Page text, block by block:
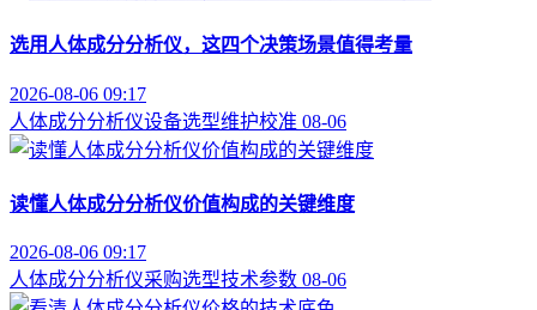
选用人体成分分析仪，这四个决策场景值得考量
2026-08-06 09:17
人体成分分析仪设备选型维护校准 08-06
读懂人体成分分析仪价值构成的关键维度
2026-08-06 09:17
人体成分分析仪采购选型技术参数 08-06